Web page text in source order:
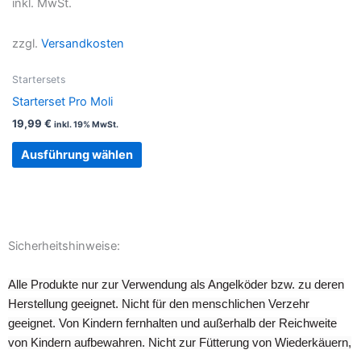
inkl. MwSt.
zzgl. Versandkosten
Startersets
Starterset Pro Moli
19,99 € inkl. 19% MwSt.
Ausführung wählen auf
der
Sicherheitshinweise:
Alle Produkte nur zur Verwendung als Angelköder bzw. zu deren
Herstellung geeignet. Nicht für den menschlichen Verzehr
geeignet. Von Kindern fernhalten und außerhalb der Reichweite
von Kindern aufbewahren. Nicht zur Fütterung von Wiederkäuern,